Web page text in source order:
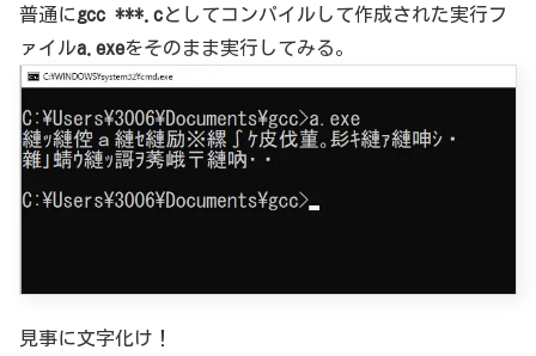
普通にgcc ***.cとしてコンパイルして作成された実行フ
ァイルa.exeをそのまま実行してみる。
見事に文字化け！